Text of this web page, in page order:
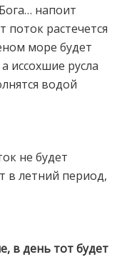
напоит
поток растечется
море будет
иссохшие русла
водой
не будет
в летний период,
в день тот будет